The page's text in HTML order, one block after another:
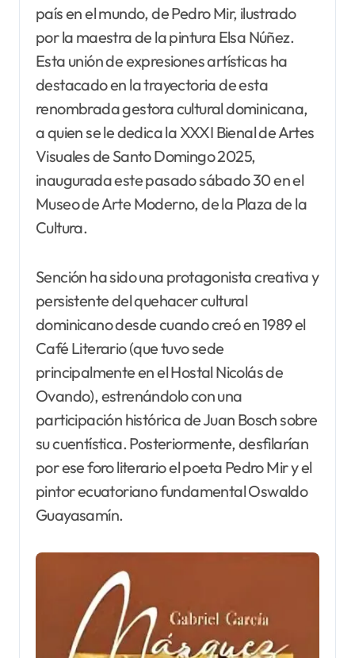
país en el mundo, de Pedro Mir, ilustrado
por la maestra de la pintura Elsa Núñez.
Esta unión de expresiones artísticas ha
destacado en la trayectoria de esta
renombrada gestora cultural dominicana,
a quien se le dedica la XXXI Bienal de Artes
Visuales de Santo Domingo 2025,
inaugurada este pasado sábado 30 en el
Museo de Arte Moderno, de la Plaza de la
Cultura.
Sención ha sido una protagonista creativa y
persistente del quehacer cultural
dominicano desde cuando creó en 1989 el
Café Literario (que tuvo sede
principalmente en el Hostal Nicolás de
Ovando), estrenándolo con una
participación histórica de Juan Bosch sobre
su cuentística. Posteriormente, desfilarían
por ese foro literario el poeta Pedro Mir y el
pintor ecuatoriano fundamental Oswaldo
Guayasamín.